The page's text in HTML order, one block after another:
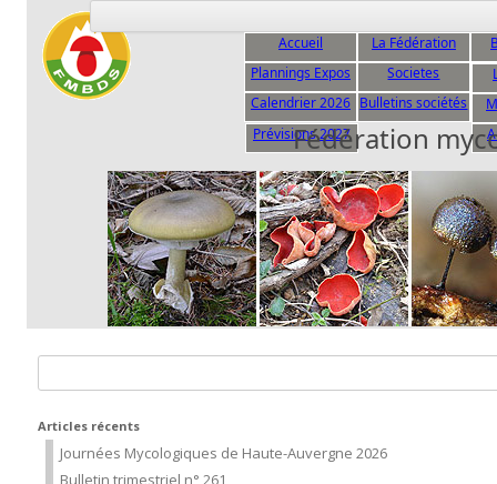
Accueil La Fédération
Plannings Expos Societes
Calendrier 2026
Prévisions 2027
Bulletins sociétés
Fédération
Articles récents
Journées Mycologiques de Haute-Auvergne 2026
Bulletin trimestriel n° 261